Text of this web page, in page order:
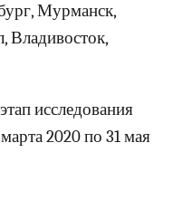
Мурманск,
Владивосток,
исследования
2020 по 31 мая